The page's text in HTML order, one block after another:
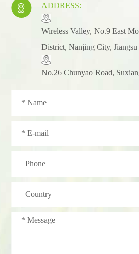
 ADDRESS:
​Wireless Valley, No.9 East
District, Nanjing City,
No.26 Chunyao Road,